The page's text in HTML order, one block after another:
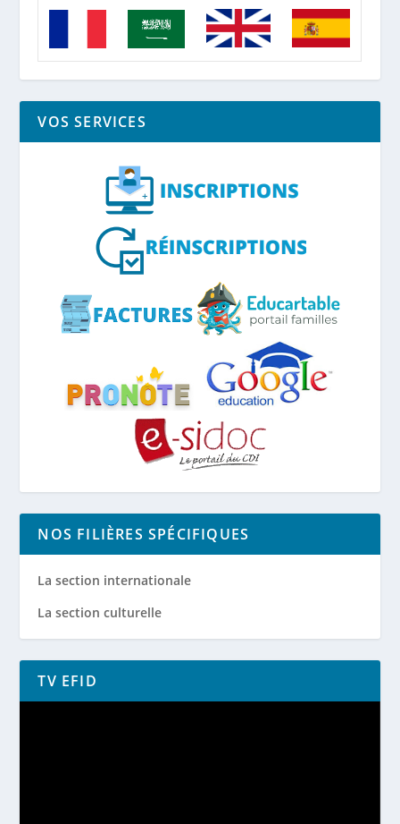
VOS SERVICES
NOS FILIÈRES SPÉCIFIQUES
La section internationale
La section culturelle
TV EFID
Lecteur